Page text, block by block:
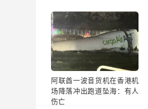
阿联酋一波音货机在香港机
场降落冲出跑道坠海：有人
伤亡